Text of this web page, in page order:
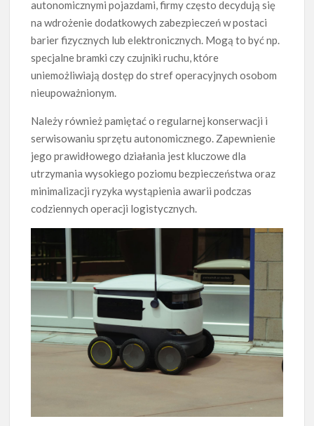
autonomicznymi pojazdami, firmy często decydują się
na wdrożenie dodatkowych zabezpieczeń w postaci
barier fizycznych lub elektronicznych. Mogą to być np.
specjalne bramki czy czujniki ruchu, które
uniemożliwiają dostęp do stref operacyjnych osobom
nieupoważnionym.
Należy również pamiętać o regularnej konserwacji i
serwisowaniu sprzętu autonomicznego. Zapewnienie
jego prawidłowego działania jest kluczowe dla
utrzymania wysokiego poziomu bezpieczeństwa oraz
minimalizacji ryzyka wystąpienia awarii podczas
codziennych operacji logistycznych.